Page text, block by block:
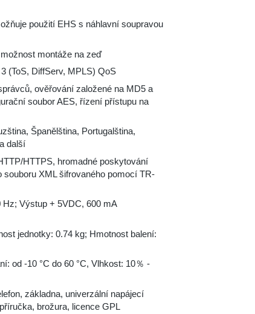
použití EHS s náhlavní soupravou
montáže na zeď
(ToS, DiffServ, MPLS) QoS
ověřování založené na MD5 a
soubor AES, řízení přístupu na
Španělština, Portugalština,
další
HTTPS, hromadné poskytování
XML šifrovaného pomocí TR-
Hz; Výstup + 5VDC, 600 mA
jednotky: 0.74 kg; Hmotnost balení:
od -10 °C do 60 °C, Vlhkost: 10％ -
základna, univerzální napájecí
brožura, licence GPL